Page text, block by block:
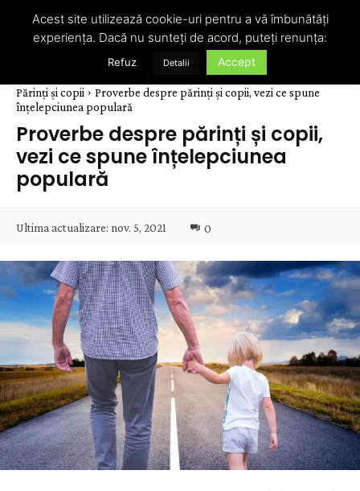
Părinți și copii
Proverbe despre părinți și copii, vezi ce spune
înțelepciunea populară
Proverbe despre părinți și copii,
vezi ce spune înțelepciunea
populară
Ultima actualizare: nov. 5, 2021 0
Acest site utilizează cookie-uri pentru a vă îmbunătăți
experiența. Dacă nu sunteți de acord, puteți renunța:
Refuz Detalii Accept